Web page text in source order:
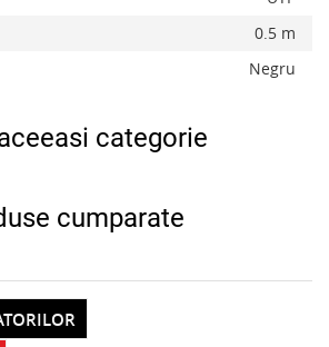
0.5 m
Negru
categorie
cumparate